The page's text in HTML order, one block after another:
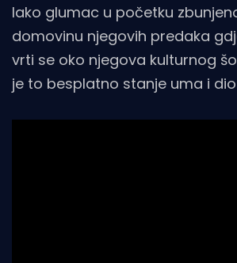
Iako glumac u početku
domovinu njegovih predaka
vrti se oko njegova kulturnog
je to besplatno stanje uma i